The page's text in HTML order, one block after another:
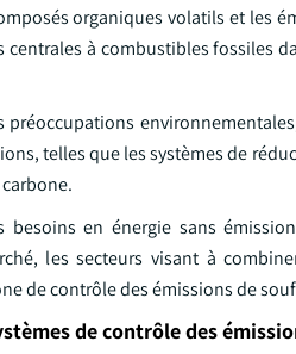
organiques volatils et les
à combustibles fossiles
préoccupations
telles que les systèmes de
besoins en énergie sans
les secteurs visant à
de contrôle des émissions de
de contrôle des